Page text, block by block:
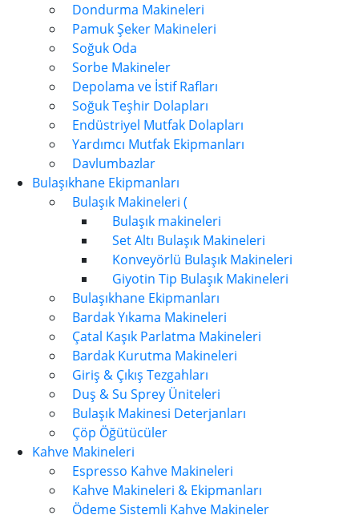
Dondurma Makineleri
Pamuk Şeker Makineleri
Soğuk Oda
Sorbe Makineler
Depolama ve İstif Rafları
Soğuk Teşhir Dolapları
Endüstriyel Mutfak Dolapları
Yardımcı Mutfak Ekipmanları
Davlumbazlar
Bulaşıkhane Ekipmanları
Bulaşık Makineleri (
Bulaşık makineleri
Set Altı Bulaşık Makineleri
Konveyörlü Bulaşık Makineleri
Giyotin Tip Bulaşık Makineleri
Bulaşıkhane Ekipmanları
Bardak Yıkama Makineleri
Çatal Kaşık Parlatma Makineleri
Bardak Kurutma Makineleri
Giriş & Çıkış Tezgahları
Duş & Su Sprey Üniteleri
Bulaşık Makinesi Deterjanları
Çöp Öğütücüler
Kahve Makineleri
Espresso Kahve Makineleri
Kahve Makineleri & Ekipmanları
Ödeme Sistemli Kahve Makineler